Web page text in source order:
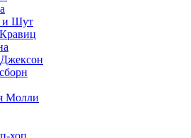
и Шут
Молли
хоп